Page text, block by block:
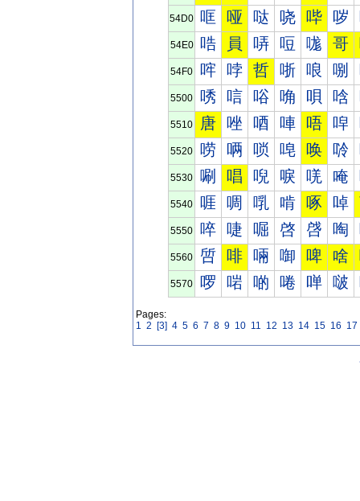
54D0 哐 哑 哒 哓 哔 哕
54E0 哠 員 哢 哣 哤 哥
54F0 哰 哱 哲 哳 哴 哵
5500 唀 唁 唂 唃 唄 唅
5510 唐 唑 唒 唓 唔 唕
5520 唠 唡 唢 唣 唤 唥
5530 唰 唱 唲 唳 唴 唵
5540 啀 啁 啂 啃 啄 啅
5550 啐 啑 啒 啓 啔 啕
5560 啠 啡 啢 啣 啤 啥
5570 啰 啱 啲 啳 啴 啵
Pages:
1 2 [3] 4 5 6 7 8 9 10 11 12 13 14 15 16 17